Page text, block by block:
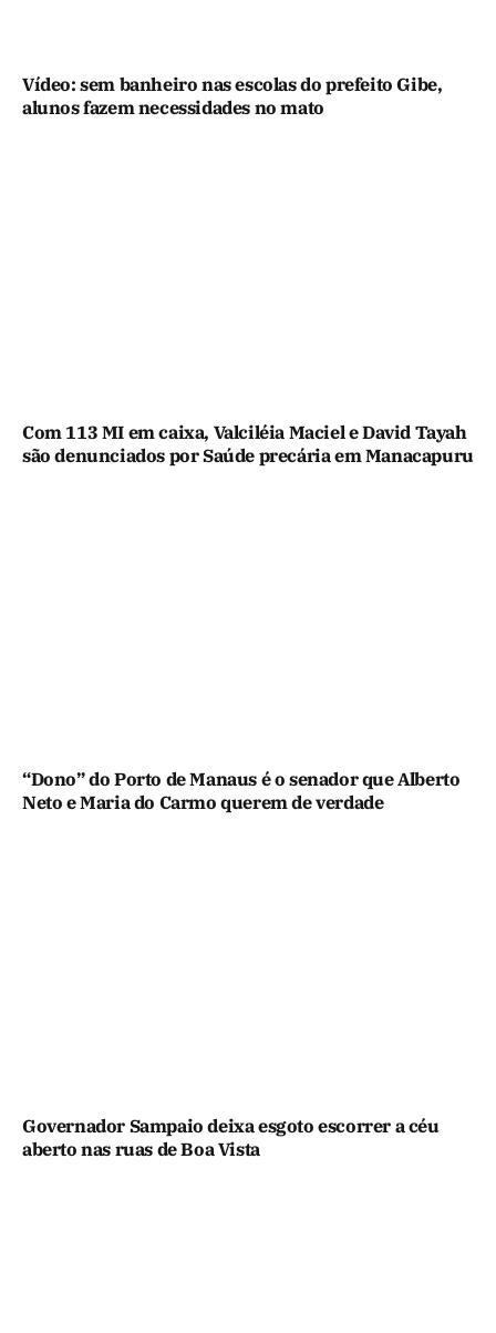
Vídeo: sem banheiro nas escolas do prefeito Gibe,
alunos fazem necessidades no mato
Com 113 MI em caixa, Valciléia Maciel e David Tayah
são denunciados por Saúde precária em Manacapuru
“Dono” do Porto de Manaus é o senador que Alberto
Neto e Maria do Carmo querem de verdade
Governador Sampaio deixa esgoto escorrer a céu
aberto nas ruas de Boa Vista